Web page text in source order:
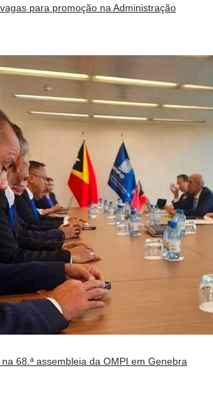
para promoção na Administração
68.ª assembleia da OMPI em Genebra